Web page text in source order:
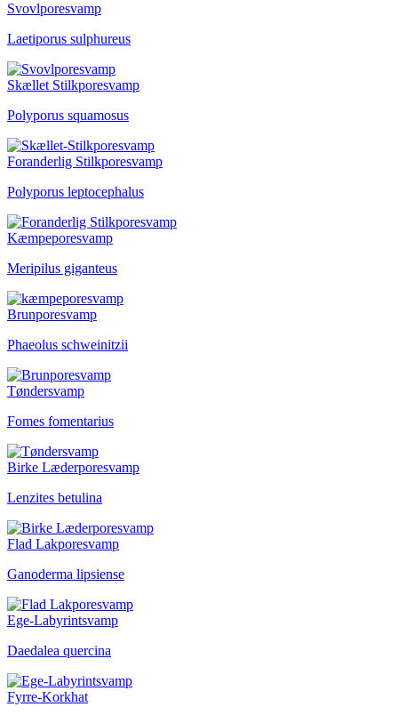
Svovlporesvamp
Laetiporus sulphureus
Skællet Stilkporesvamp
Polyporus squamosus
Foranderlig Stilkporesvamp
Polyporus leptocephalus
Kæmpeporesvamp
Meripilus giganteus
Brunporesvamp
Phaeolus schweinitzii
Tøndersvamp
Fomes fomentarius
Birke Læderporesvamp
Lenzites betulina
Flad Lakporesvamp
Ganoderma lipsiense
Ege-Labyrintsvamp
Daedalea quercina
Fyrre-Korkhat